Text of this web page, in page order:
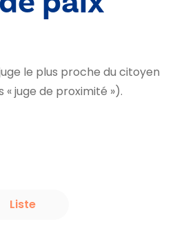
le plus proche du citoyen
« juge de proximité »).
Liste